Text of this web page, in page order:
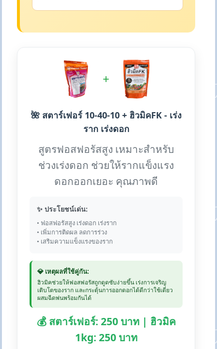
+
🌺 สตาร์เฟอร์ 10-40-10 + ฮิวมิคFK - เร่ง
ราก เร่งดอก
สูตรฟอสฟอรัสสูง เหมาะสำหรับ
ช่วงเร่งดอก ช่วยให้รากแข็งแรง
ดอกออกเยอะ คุณภาพดี
✨ ประโยชน์เด่น:
• ฟอสฟอรัสสูง เร่งดอก เร่งราก
• เพิ่มการติดผล ลดการร่วง
• เสริมความแข็งแรงของราก
💎 เหตุผลที่ใช้คู่กัน:
ฮิวมิคช่วยให้ฟอสฟอรัสถูกดูดซับง่ายขึ้น เร่งการเจริญ
เติบโตของราก และกระตุ้นการออกดอกได้ดีกว่าใช้เดี่ยว
ผสมฉีดพ่นพร้อมกันได้
💰 สตาร์เฟอร์: 250 บาท | ฮิวมิค
1kg: 250 บาท